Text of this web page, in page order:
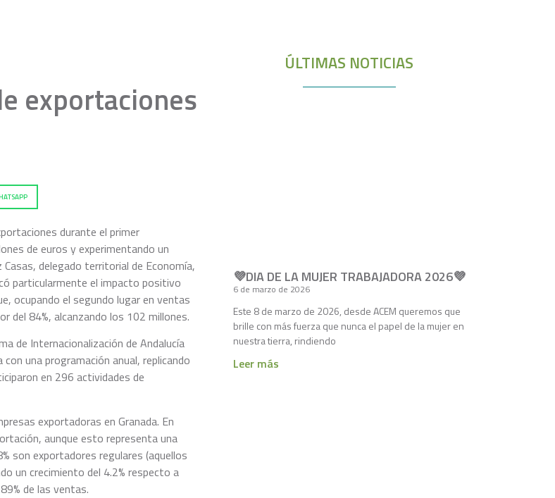
exportaciones
durante el primer
de euros y experimentando un
delegado territorial de Economía,
particularmente el impacto positivo
ocupando el segundo lugar en ventas
del 84%, alcanzando los 102 millones.
de Internacionalización de Andalucía
una programación anual, replicando
en 296 actividades de
exportadoras en Granada. En
aunque esto representa una
son exportadores regulares (aquellos
un crecimiento del 4.2% respecto a
de las ventas.
ÚLTIMAS NOTICIAS
💜DIA DE LA MUJER TRABAJADORA 2026💜
6 de marzo de 2026
Este 8 de marzo de 2026, desde ACEM queremos que
brille con más fuerza que nunca el papel de la mujer en
nuestra tierra, rindiendo
Leer más